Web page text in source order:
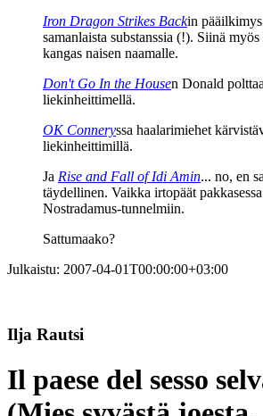
Iron Dragon Strikes Backin
samanlaista substanssia (!). Siinä
kangas naisen naamalle.
Don't Go In the Housen Donald
liekinheittimellä.
OK Conneryssa haalarimiehet
liekinheittimillä.
Ja Rise and Fall of Idi Amin... no, en
täydellinen. Vaikka irtopäät
Nostradamus-tunnelmiin.
Sattumaako?
Julkaistu: 2007-04-01T00:00:00+03:00
Ilja Rautsi
Il paese del sesso